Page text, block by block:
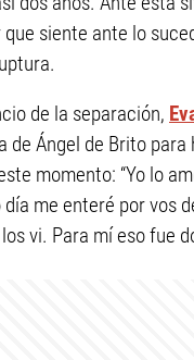
que siente ante lo
de la separación,
de Ángel de Brito para
momento: “Yo lo
me enteré por vos
vi. Para mí eso fue